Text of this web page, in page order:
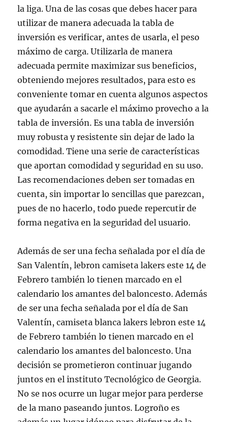
la liga. Una de las cosas que debes hacer para
utilizar de manera adecuada la tabla de
inversión es verificar, antes de usarla, el peso
máximo de carga. Utilizarla de manera
adecuada permite maximizar sus beneficios,
obteniendo mejores resultados, para esto es
conveniente tomar en cuenta algunos aspectos
que ayudarán a sacarle el máximo provecho a la
tabla de inversión. Es una tabla de inversión
muy robusta y resistente sin dejar de lado la
comodidad. Tiene una serie de características
que aportan comodidad y seguridad en su uso.
Las recomendaciones deben ser tomadas en
cuenta, sin importar lo sencillas que parezcan,
pues de no hacerlo, todo puede repercutir de
forma negativa en la seguridad del usuario.
Además de ser una fecha señalada por el día de
San Valentín, lebron camiseta lakers este 14 de
Febrero también lo tienen marcado en el
calendario los amantes del baloncesto. Además
de ser una fecha señalada por el día de San
Valentín, camiseta blanca lakers lebron este 14
de Febrero también lo tienen marcado en el
calendario los amantes del baloncesto. Una
decisión se prometieron continuar jugando
juntos en el instituto Tecnológico de Georgia.
No se nos ocurre un lugar mejor para perderse
de la mano paseando juntos. Logroño es